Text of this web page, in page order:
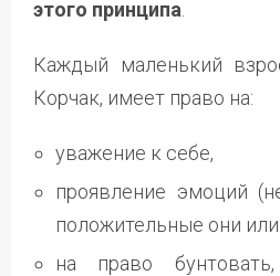
этого принципа
Каждый маленький
Корчак, имеет право на:
уважение к себе,
проявление эмоций
положительные они
на право